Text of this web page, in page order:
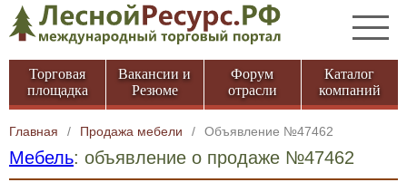
Торговая
площадка
Вакансии и
Резюме
Форум
отрасли
Каталог
компаний
Главная / Продажа мебели / Объявление №47462
Мебель: объявление о продаже №47462